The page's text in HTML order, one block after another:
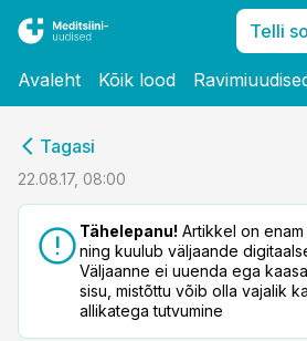
Telli
Avaleht Kõik lood
Tagasi
22.08.17, 08:00
Tähelepanu! Artikkel on
ning kuulub väljaande
Väljaanne ei uuenda ega
sisu, mistõttu võib olla vajalik
allikatega tutvumine